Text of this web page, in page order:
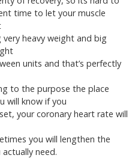
time to let your muscle
heavy weight and big
units and that’s perfectly
to the purpose the place
will know if you
your coronary heart rate will
you will lengthen the
need.